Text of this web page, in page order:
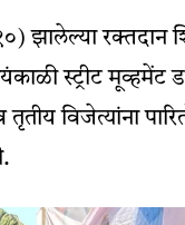
झालेल्या रक्तदान
स्ट्रीट मूव्हमेंट
व तृतीय विजेत्यांना